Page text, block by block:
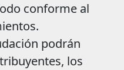
conforme al
podrán
los